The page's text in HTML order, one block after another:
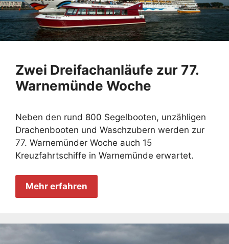
Zwei Dreifachanläufe zur 77.
Warnemünde Woche
Neben den rund 800 Segelbooten, unzähligen
Drachenbooten und Waschzubern werden zur
77. Warnemünder Woche auch 15
Kreuzfahrtschiffe in Warnemünde erwartet.
Mehr erfahren